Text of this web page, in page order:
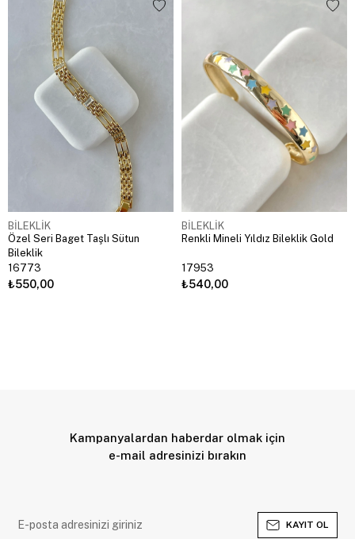
BİLEKLİK
Özel Seri Baget Taşlı Sütun
Bileklik
16773
₺550,00
BİLEKLİK
Renkli Mineli Yıldız Bileklik Gold
17953
₺540,00
Kampanyalardan haberdar olmak için
e-mail adresinizi bırakın
KAYIT OL